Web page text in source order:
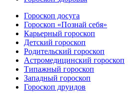
Гороскоп досуга
Гороскоп «Познай себя»
Карьерный гороскоп
Детский гороскоп
Родительский гороскоп
Астромедицинский гороскоп
Типажный гороскоп
Западный гороскоп
Гороскоп друидов